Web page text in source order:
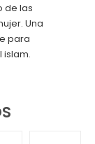
de las
Una
para
islam.